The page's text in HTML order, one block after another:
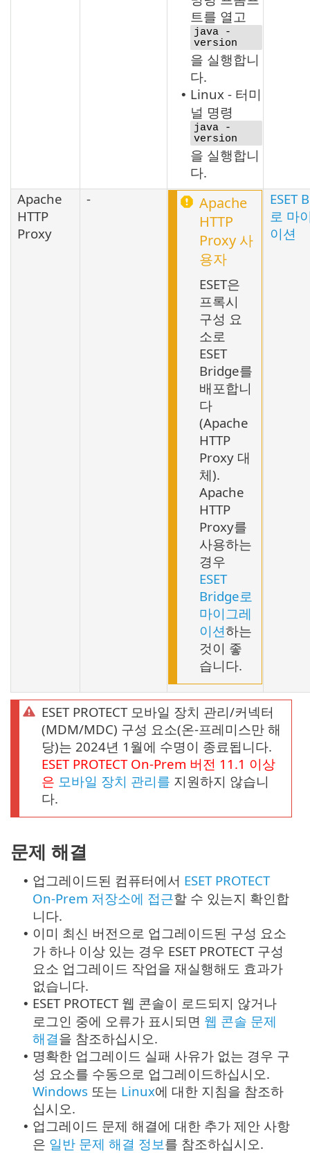
트를 열고
java -
version
을 실행합니
다.
• Linux - 터미
널 명령
java -
version
을 실행합니
다.
Apache
HTTP
Proxy
-
Apache
HTTP
Proxy 사
용자
ESET은
프록시
구성 요
소로
ESET
Bridge를
배포합니
다
(Apache
HTTP
Proxy 대
체).
Apache
HTTP
Proxy를
사용하는
경우
ESET
Bridge로
마이그레
이션하는
것이 좋
습니다.
ESET
로 마
이션
ESET PROTECT 모바일 장치 관리/커넥터
(MDM/MDC) 구성 요소(온-프레미스만 해
당)는 2024년 1월에 수명이 종료됩니다.
ESET PROTECT On-Prem 버전 11.1 이상
은 모바일 장치 관리를 지원하지 않습니
다.
문제 해결
• 업그레이드된 컴퓨터에서 ESET PROTECT
On-Prem 저장소에 접근할 수 있는지 확인합
니다.
• 이미 최신 버전으로 업그레이드된 구성 요소
가 하나 이상 있는 경우 ESET PROTECT 구성
요소 업그레이드 작업을 재실행해도 효과가
없습니다.
• ESET PROTECT 웹 콘솔이 로드되지 않거나
로그인 중에 오류가 표시되면 웹 콘솔 문제
해결을 참조하십시오.
• 명확한 업그레이드 실패 사유가 없는 경우 구
성 요소를 수동으로 업그레이드하십시오.
Windows 또는 Linux에 대한 지침을 참조하
십시오.
• 업그레이드 문제 해결에 대한 추가 제안 사항
은 일반 문제 해결 정보를 참조하십시오.